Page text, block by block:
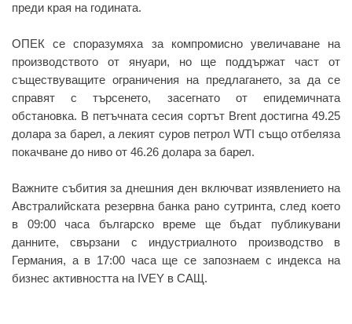
преди края на годината.
ОПЕК се споразумяха за компромисно увеличаване на
производството от януари, но ще поддържат част от
съществуващите ограничения на предлагането, за да се
справят с търсенето, засегнато от епидемичната
обстановка. В петъчната сесия сортът Brent достигна 49.25
долара за барел, а лекият суров петрол WTI също отбеляза
покачване до ниво от 46.26 долара за барел.
Важните събития за днешния ден включват изявлението на
Австралийската резервна банка рано сутринта, след което
в 09:00 часа българско време ще бъдат публикувани
данните, свързани с индустриалното производство в
Германия, а в 17:00 часа ще се запознаем с индекса на
бизнес активността на IVEY в САЩ.